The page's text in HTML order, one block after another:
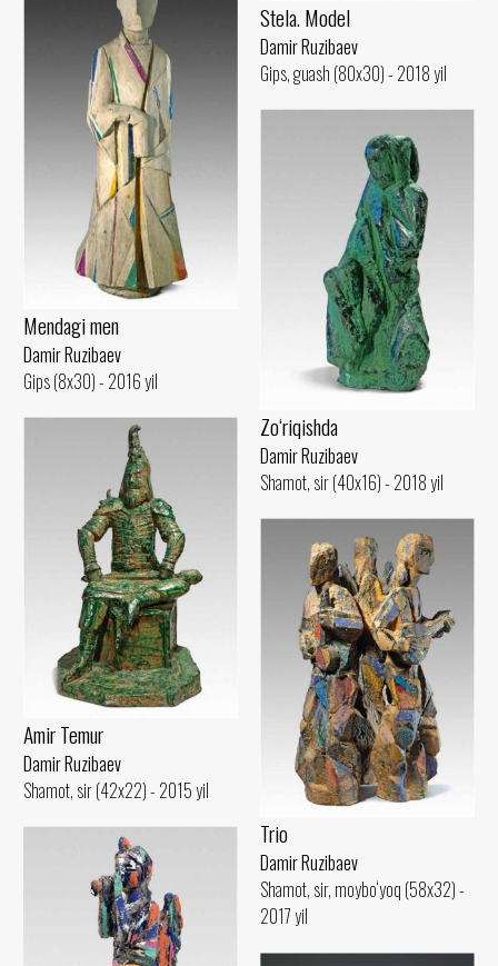
Stela. Model
Damir Ruzibaev
Gips, guash (80x30) - 2018 yil
Mendagi men
Damir Ruzibaev
Gips (8x30) - 2016 yil
Zo‘riqishda
Damir Ruzibaev
Shamot, sir (40x16) - 2018 yil
Amir Temur
Damir Ruzibaev
Shamot, sir (42x22) - 2015 yil
Trio
Damir Ruzibaev
Shamot, sir, moybo‘yoq (58x32) -
2017 yil